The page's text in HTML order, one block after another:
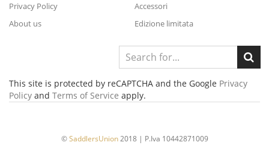
Privacy Policy
About us
Accessori
Edizione limitata
This site is protected by reCAPTCHA and the Google Privacy
Policy and Terms of Service apply.
©SaddlersUnion2018 | P.Iva 10442871009